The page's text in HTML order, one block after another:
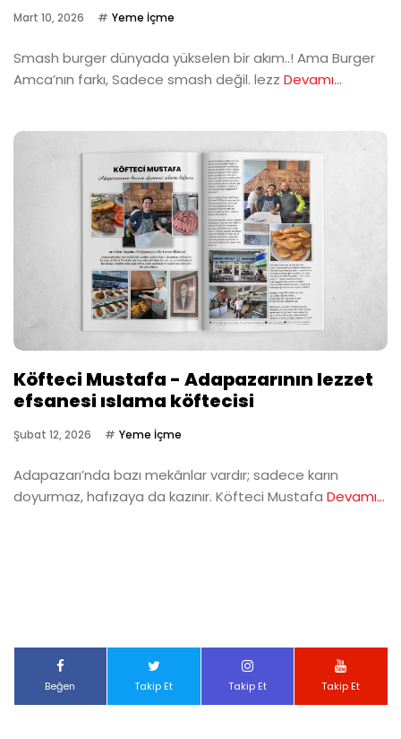
Mart 10, 2026 Yeme İçme
Smash burger dünyada yükselen bir akım..! Ama Burger
Amca’nın farkı, Sadece smash değil. lezz Devamı...
Köfteci Mustafa - Adapazarının lezzet
efsanesi ıslama köftecisi
Şubat 12, 2026 Yeme İçme
Adapazarı’nda bazı mekânlar vardır; sadece karın
doyurmaz, hafızaya da kazınır. Köfteci Mustafa Devamı...
Beğen Takip Et Takip Et Takip Et